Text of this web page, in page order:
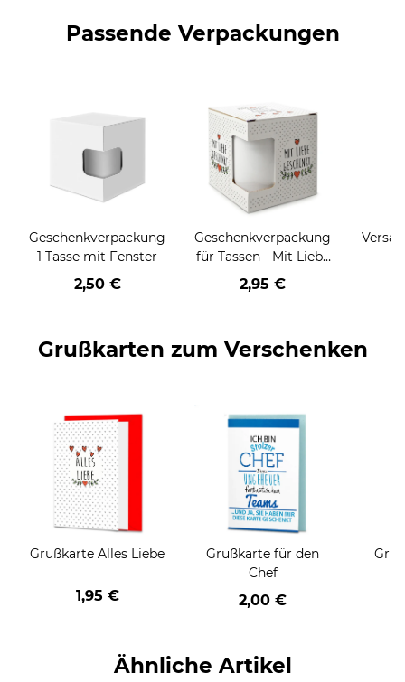
Passende Verpackungen
Geschenkverpackung
1 Tasse mit Fenster
2,50 €
Geschenkverpackung
für Tassen - Mit Liebe
geschenkt
2,95 €
Grußkarten zum Verschenken
Grußkarte Alles Liebe
1,95 €
Grußkarte für den
Chef
2,00 €
Ähnliche Artikel